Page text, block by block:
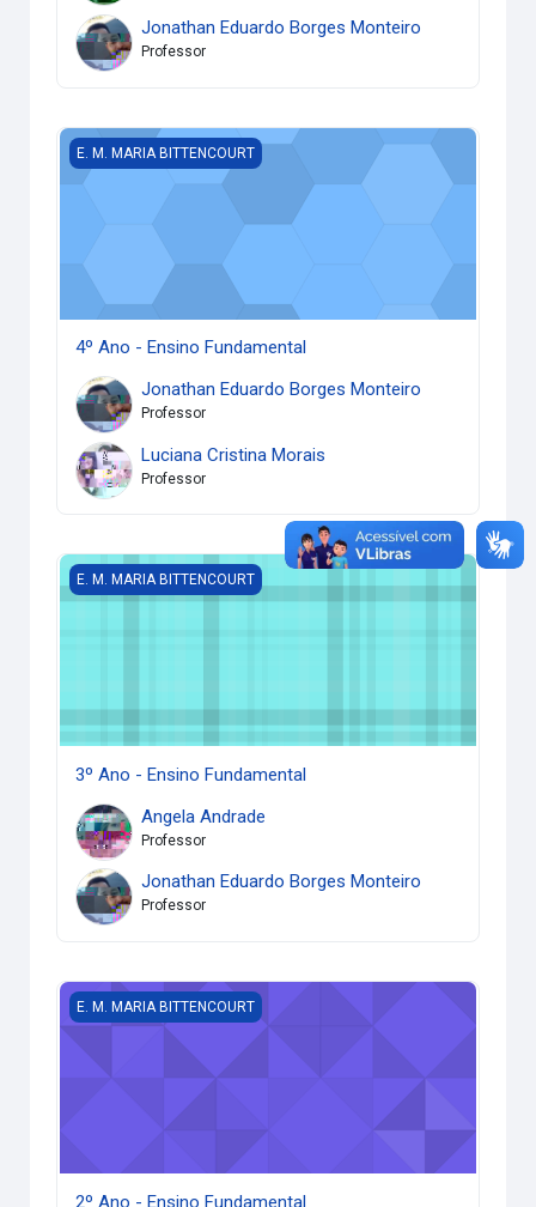
Jonathan Eduardo Borges Monteiro
Professor
4º Ano - Ensino Fundamental
E. M. MARIA BITTENCOURT
4º Ano - Ensino Fundamental
Jonathan Eduardo Borges Monteiro
Professor
Luciana Cristina Morais
Professor
3º Ano - Ensino Fundamental
E. M. MARIA BITTENCOURT
3º Ano - Ensino Fundamental
Angela Andrade
Professor
Jonathan Eduardo Borges Monteiro
Professor
2º Ano - Ensino Fundamental
E. M. MARIA BITTENCOURT
2º Ano - Ensino Fundamental